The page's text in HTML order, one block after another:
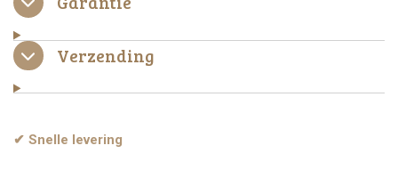
Verzending
✔ Snelle levering